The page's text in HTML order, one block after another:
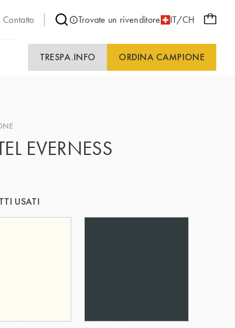
Contatto Trovate un rivenditore IT/CH
TRESPA.INFO ORDINA CAMPIONE
EVERNESS
USATI